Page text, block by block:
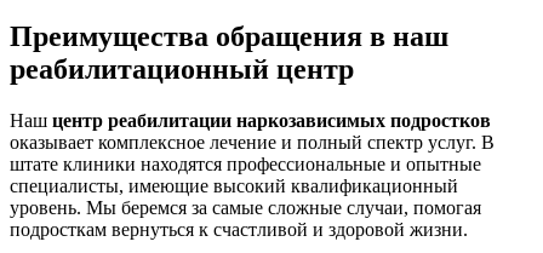
Преимущества обращения в наш
реабилитационный центр
Наш центр реабилитации наркозависимых подростков
оказывает комплексное лечение и полный спектр услуг. В
штате клиники находятся профессиональные и опытные
специалисты, имеющие высокий квалификационный
уровень. Мы беремся за самые сложные случаи, помогая
подросткам вернуться к счастливой и здоровой жизни.